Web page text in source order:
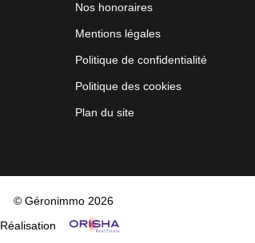
Nos honoraires
Mentions légales
Politique de confidentialité
Politique des cookies
Plan du site
© Géronimmo 2026
Réalisation